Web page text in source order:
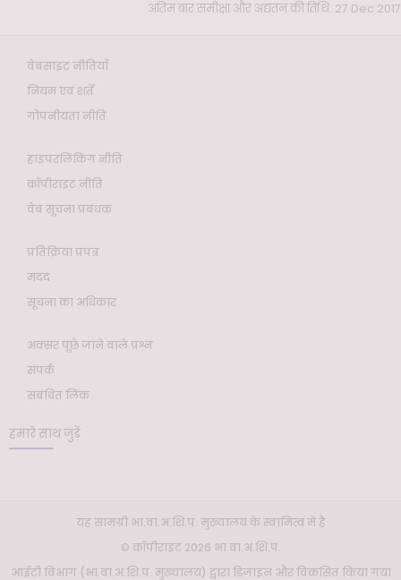
अंतिम बार समीक्षा और अद्यतन की तिथि: 27 Dec 2017
वेबसाइट नीतियाँ
नियम एवं शर्तें
गोपनीयता नीति
हाइपरलिंकिंग नीति
कॉपीराइट नीति
वेब सूचना प्रबंधक
प्रतिक्रिया प्रपत्र
मदद
सूचना का अधिकार
अक्सर पूछे जाने वाले प्रश्न
संपर्क
संबंधित लिंक
हमारे साथ जुड़ें
यह सामग्री भा.वा.अ.शि.प. मुख्यालय के स्वामित्व में है
© कॉपीराइट 2026 भा.वा.अ.शि.प.
आईटी विभाग (भा.वा.अ.शि.प. मुख्यालय) द्वारा डिजाइन और विकसित किया गया